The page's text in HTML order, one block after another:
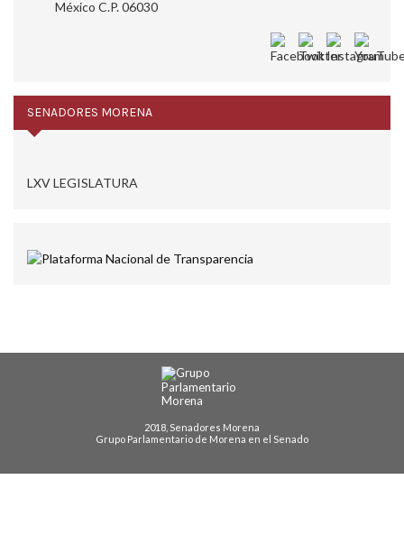
México C.P. 06030
SENADORES MORENA
LXV LEGISLATURA
2018, Senadores Morena
Grupo Parlamentario de Morena en el Senado